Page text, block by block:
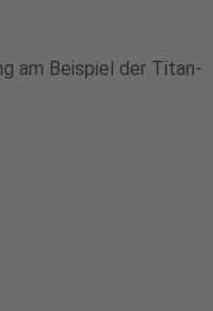
am Beispiel der Titan-